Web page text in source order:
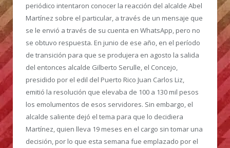
periódico intentaron conocer la reacción del alcalde Abel
Martínez sobre el particular, a través de un mensaje que
se le envió a través de su cuenta en WhatsApp, pero no
se obtuvo respuesta. En junio de ese año, en el período
de transición para que se produjera en agosto la salida
del entonces alcalde Gilberto Serulle, el Concejo,
presidido por el edil del Puerto Rico Juan Carlos Liz,
emitió la resolución que elevaba de 100 a 130 mil pesos
los emolumentos de esos servidores. Sin embargo, el
alcalde saliente dejó el tema para que lo decidiera
Martínez, quien lleva 19 meses en el cargo sin tomar una
decisión, por lo que esta semana fue emplazado por el